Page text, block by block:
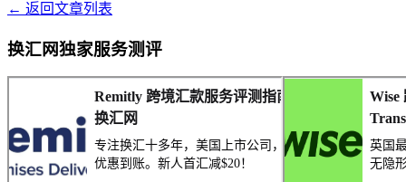
← 返回文章列表
换汇网独家服务测评